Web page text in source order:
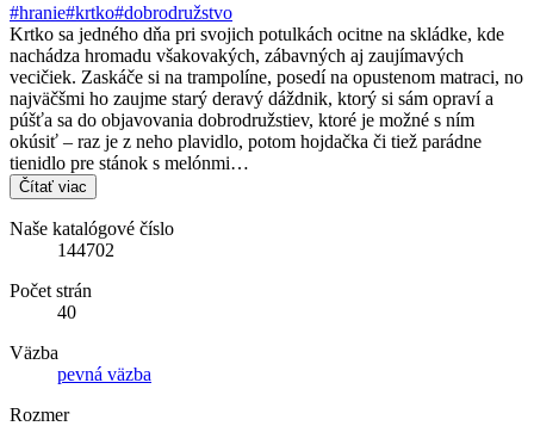
#hranie#krtko#dobrodružstvo
Krtko sa jedného dňa pri svojich potulkách ocitne na skládke, kde
nachádza hromadu všakovakých, zábavných aj zaujímavých
vecičiek. Zaskáče si na trampolíne, posedí na opustenom matraci, no
najväčšmi ho zaujme starý deravý dáždnik, ktorý si sám opraví a
púšťa sa do objavovania dobrodružstiev, ktoré je možné s ním
okúsiť – raz je z neho plavidlo, potom hojdačka či tiež parádne
tienidlo pre stánok s melónmi…
Čítať viac
Naše katalógové číslo
144702
Počet strán
40
Väzba
pevná väzba
Rozmer